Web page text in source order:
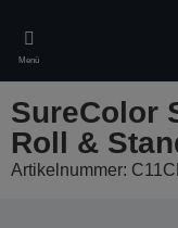
main
content
Menü
SureColor
Roll &
Artikelnummer: